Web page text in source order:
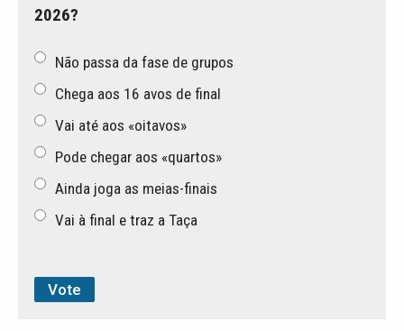
2026?
Não passa da fase de grupos
Chega aos 16 avos de final
Vai até aos «oitavos»
Pode chegar aos «quartos»
Ainda joga as meias-finais
Vai à final e traz a Taça